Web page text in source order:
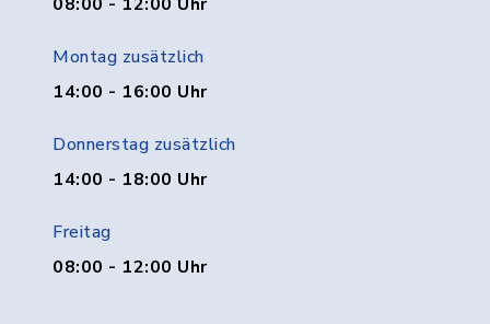
Montag zusätzlich
14:00 - 16:00 Uhr
Donnerstag zusätzlich
14:00 - 18:00 Uhr
Freitag
08:00 - 12:00 Uhr